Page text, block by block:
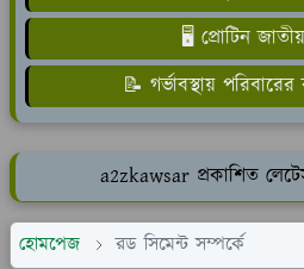
🖥️ প্রোটিন
📝 গর্ভাবস্থায়
a2zkawsar প্রকাশিত
হোমপেজ রড সিমেন্ট সম্পর্কে